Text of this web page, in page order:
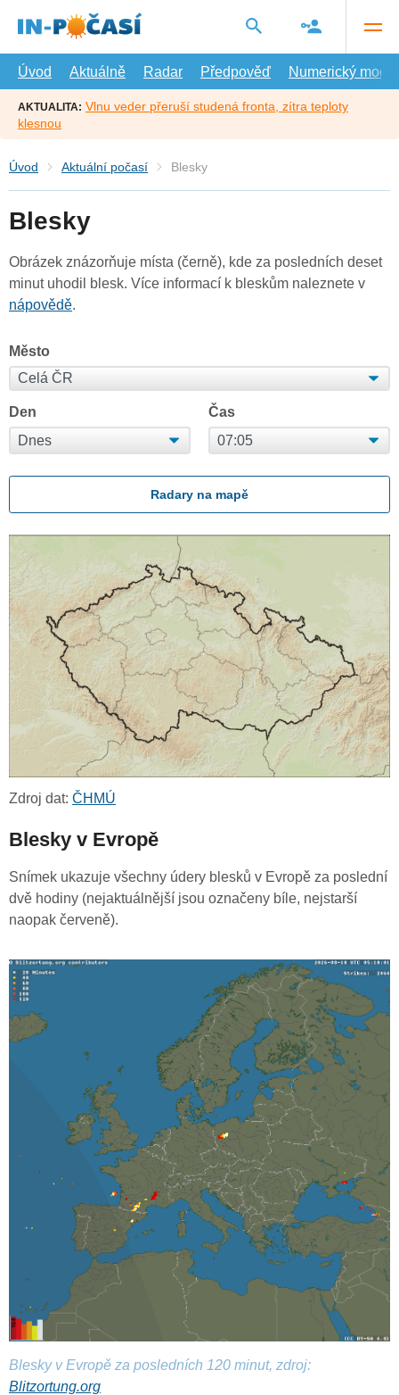
hlavní
Úvod
Aktuálně Radar Předpověď Numerický model
AKTUALITA: Vlnu veder přeruší studená fronta, zítra teploty
klesnou
Úvod Aktuální počasí Blesky
Blesky
Obrázek znázorňuje místa (černě), kde za posledních deset
minut uhodil blesk. Více informací k bleskům naleznete v
nápovědě.
Město
Den Čas
Radary na mapě
Zdroj dat: ČHMÚ
Blesky v Evropě
Snímek ukazuje všechny údery blesků v Evropě za poslední
dvě hodiny (nejaktuálnější jsou označeny bíle, nejstarší
naopak červeně).
Blesky v Evropě za posledních 120 minut, zdroj:
Blitzortung.org